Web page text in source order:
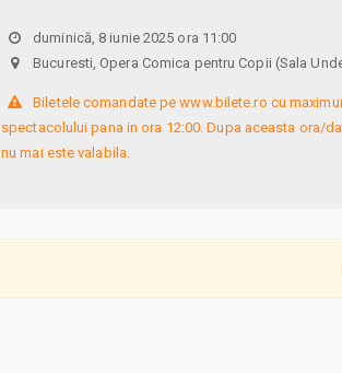
duminică, 8 iunie 2025 ora 11:00
Bucuresti, Opera Comica pentru Copii (Sala
Biletele comandate pe www.bilete.ro cu
spectacolului pana in ora 12:00. Dupa aceasta ora/
nu mai este valabila.